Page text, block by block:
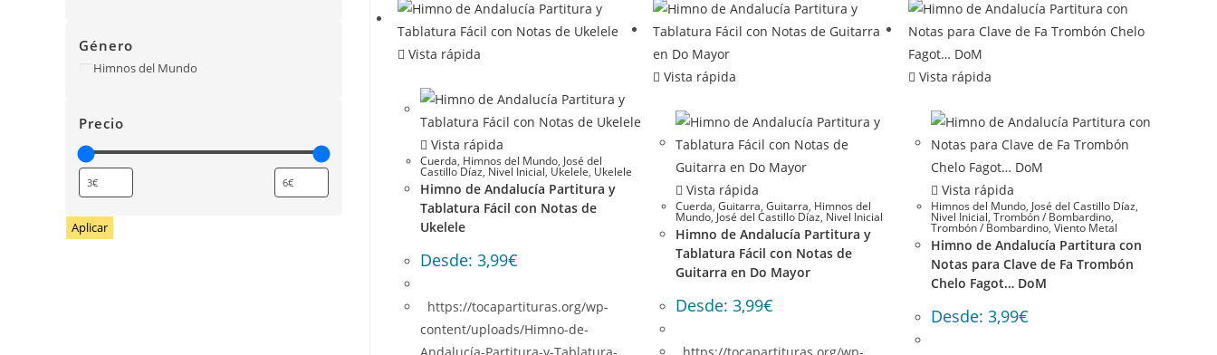
Género
Género
Himnos del Mundo
Precio
Aplicar
Vista rápida
Vista rápida
Cuerda, Himnos del Mundo, José del
Castillo Díaz, Nivel Inicial, Ukelele, Ukelele
Himno de Andalucía Partitura y
Tablatura Fácil con Notas de
Ukelele
Desde: 3,99€
https://tocapartituras.org/wp-
content/uploads/Himno-de-
Vista rápida
Vista rápida
Cuerda, Guitarra, Guitarra, Himnos del
Mundo,José del Castillo Díaz, Nivel Inicial
Himno de Andalucía Partitura y
Tablatura Fácil con Notas de
Guitarra en Do Mayor
Desde: 3,99€
Vista rápida
Vista rápida
Himnos del Mundo, José del Castillo Díaz,
Nivel Inicial, Trombón / Bombardino,
Trombón / Bombardino, Viento Metal
Himno de Andalucía Partitura con
Notas para Clave de Fa Trombón
Chelo Fagot… DoM
Desde: 3,99€